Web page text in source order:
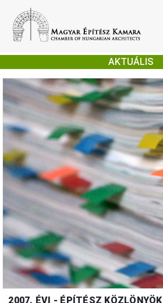
AKTUÁLIS
2007. ÉVI - ÉPÍTÉSZ KÖZLÖNYÖK